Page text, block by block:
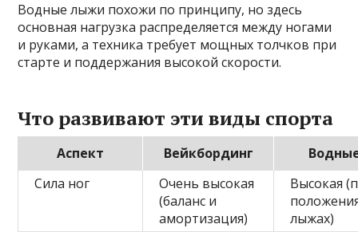
Водные лыжи похожи по принципу, но здесь
основная нагрузка распределяется между ногами
и руками, а техника требует мощных толчков при
старте и поддержания высокой скорости.
Что развивают эти виды спорта
Аспект Вейкбординг
Сила ног
Очень высокая
(баланс и
амортизация)
Высокая
лыжах)